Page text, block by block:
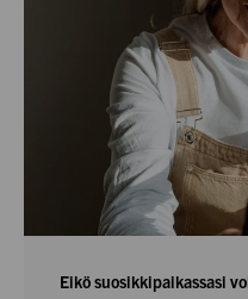
Tilaa edunkäyttäjän
täältä
Eikö suosikkipaikassasi